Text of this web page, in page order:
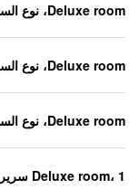
Deluxe room، نوع السرير غير معروف
Deluxe room، نوع السرير غير معروف
Deluxe room، نوع السرير غير معروف
Deluxe room، 1 سرير توأم